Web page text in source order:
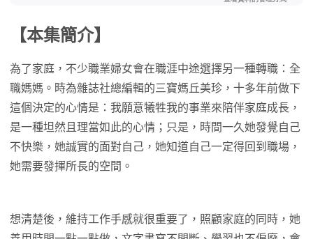
【本集簡介】
為了家庭，不少職業婦女會在職涯中途選擇另一種轉職：全
職媽媽。時為雜誌社總編輯的三寶媽丘美珍，十多年前做下
這個決定的心情是：我願意犧牲我的事業來陪伴家庭成長，
是一種坦然且理當如此的心情；只是，時間一久她發覺自己
不快樂，她誠實的面對自己，她知道自己一定得回到職場，
她需要發揮所長的空間。
想清楚後，維持工作手感就很重要了，照顧家庭的同時，她